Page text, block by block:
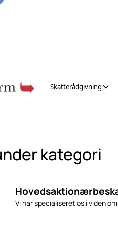
Skatterådgivning
kategori
Vi har specialiseret os i viden